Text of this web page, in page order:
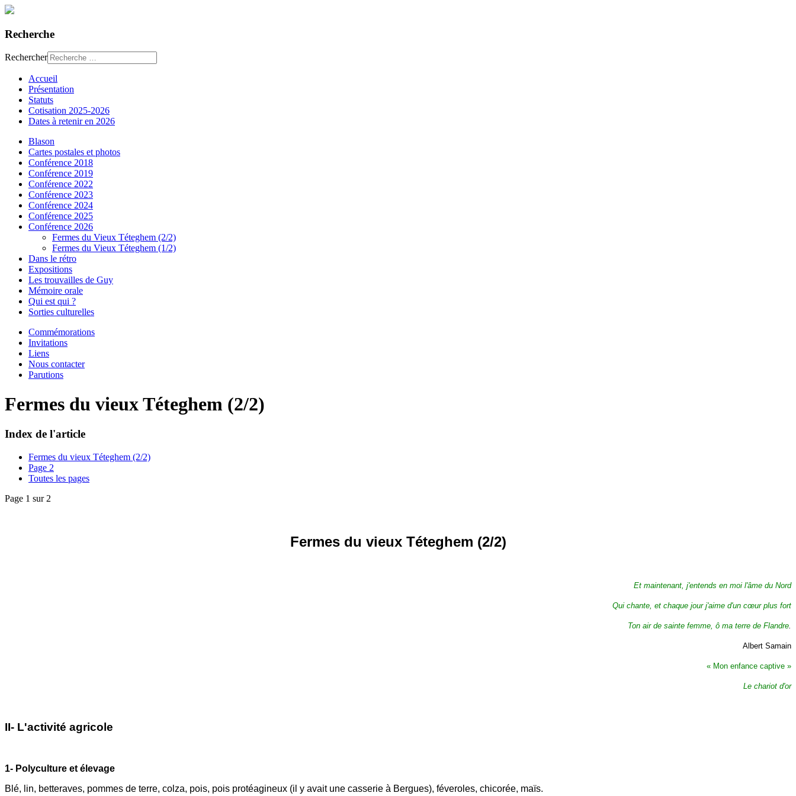
Recherche
Rechercher
Accueil
Présentation
Statuts
Cotisation 2025-2026
Dates à retenir en 2026
Blason
Cartes postales et photos
Conférence 2018
Conférence 2019
Conférence 2022
Conférence 2023
Conférence 2024
Conférence 2025
Conférence 2026
Fermes du Vieux Téteghem (2/2)
Fermes du Vieux Téteghem (1/2)
Dans le rétro
Expositions
Les trouvailles de Guy
Mémoire orale
Qui est qui ?
Sorties culturelles
Commémorations
Invitations
Liens
Nous contacter
Parutions
Fermes du vieux Téteghem (2/2)
Index de l'article
Fermes du vieux Téteghem (2/2)
Page 2
Toutes les pages
Page 1 sur 2
Fermes du vieux Téteghem (2/2)
Et maintenant, j'entends en moi l'âme du Nord
Qui chante, et chaque jour j'aime d'un cœur plus fort
Ton air de sainte femme, ô ma terre de Flandre.
Albert Samain
« Mon enfance captive »
Le chariot d'or
II- L'activité agricole
1- Polyculture et élevage
Blé, lin, betteraves, pommes de terre, colza, pois, pois protéagineux (il y avait une casserie à Bergues), féveroles, chicorée, maïs.